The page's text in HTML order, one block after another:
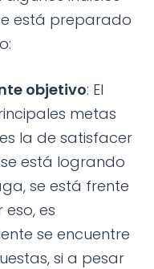
está preparado
objetivo: El
metas
la de satisfacer
está logrando
se está frente
eso, es
se encuentre
si a pesar